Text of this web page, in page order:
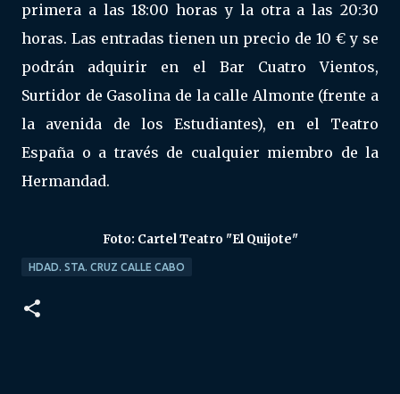
primera a las 18:00 horas y la otra a las 20:30
horas. Las entradas tienen un precio de 10 € y se
podrán adquirir en el Bar Cuatro Vientos,
Surtidor de Gasolina de la calle Almonte (frente a
la avenida de los Estudiantes), en el Teatro
España o a través de cualquier miembro de la
Hermandad.
Foto: Cartel Teatro "El Quijote"
HDAD. STA. CRUZ CALLE CABO